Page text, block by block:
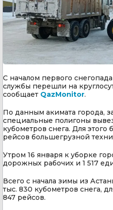
С началом первого
службы перешли на
сообщает QazMonitor.
По данным акимата города,
специальные полигоны
кубометров снега. Для
рейсов большегрузной
Утром 16 января к уборке
дорожных рабочих и 1 517
Всего с начала зимы из
тыс. 830 кубометров снега,
847 рейсов.